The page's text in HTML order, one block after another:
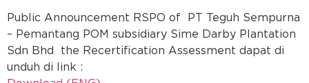
Public Announcement RSPO of PT Teguh Sempurna
– Pemantang POM subsidiary Sime Darby Plantation
Sdn Bhd the Recertification Assessment dapat di
unduh di link :